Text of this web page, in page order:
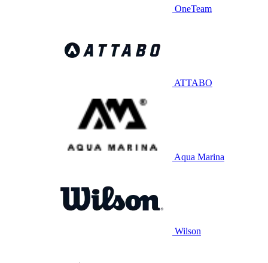
OneTeam
ATTABO
Aqua Marina
Wilson